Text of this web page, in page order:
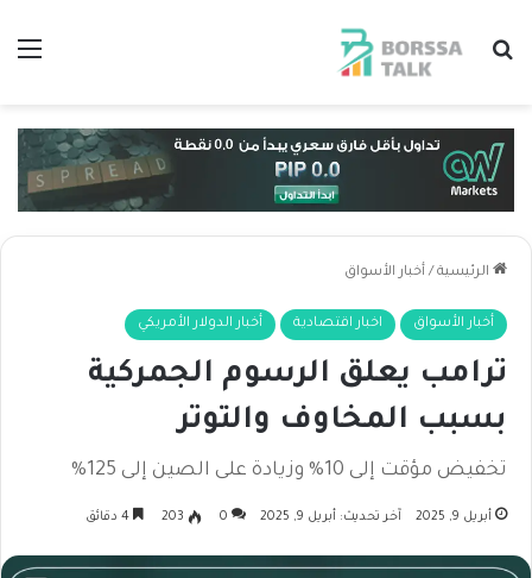
بحث عن
الرئيسية / أخبار الأسواق
أخبار الأسواق اخبار اقتصادية أخبار الدولار الأمريكي
ترامب يعلق الرسوم الجمركية
بسبب المخاوف والتوتر
تخفيض مؤقت إلى 10% وزيادة على الصين إلى 125%
أبريل 9, 2025 آخر تحديث: أبريل 9, 2025 0
203